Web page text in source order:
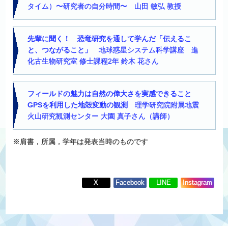
タイム）〜研究者の自分時間〜 山田 敏弘 教授
先輩に聞く！ 恐竜研究を通して学んだ「伝えるこ
と、つながること」
地球惑星システム科学講座 進
化古生物研究室 修士課程2年 鈴木 花さん
フィールドの魅力は自然の偉大さを実感できること
GPSを利用した地殻変動の観測 理学研究院附属地震
火山研究観測センター 大園 真子さん（講師）
※肩書，所属，学年は発表当時のものです
X Facebook LINE Instagram